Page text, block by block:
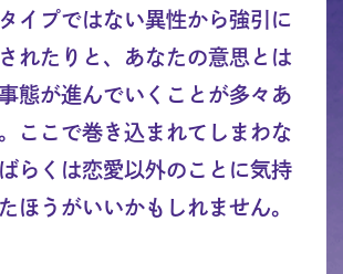
イプではない異性から強引に
れたりと、あなたの意思とは
態が進んでいくことが多々あ
ここで巻き込まれてしまわな
らくは恋愛以外のことに気持
ほうがいいかもしれません。